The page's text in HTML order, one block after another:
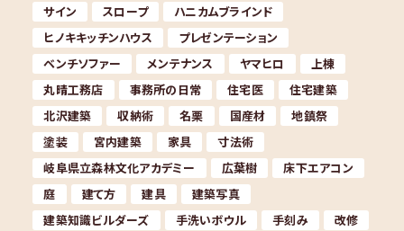
サイン
スロープ
ハニカムブラインド
ヒノキキッチンハウス
プレゼンテーション
ベンチソファー
メンテナンス ヤマヒロ
上棟
丸晴工務店
事務所の日常 住宅医
住宅建築
北沢建築
収納術 名栗 国産材
地鎮祭
塗装
宮内建築 家具
寸法術
岐阜県立森林文化アカデミー
広葉樹
床下エアコン
庭
建て方 建具
建築写真
建築知識ビルダーズ
手洗いボウル 手刻み
改修